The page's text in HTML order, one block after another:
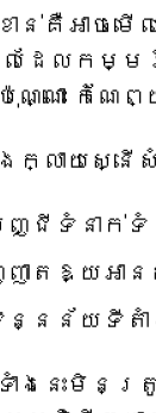
ាន់គឺអាចម
ដែលកម្ម
ណោះ កំណែ
លាយស្នើ
ញ្ជីទំនា
ាតឱ្យអានស
នន័យទីតាំ
ាំងនេះមិន